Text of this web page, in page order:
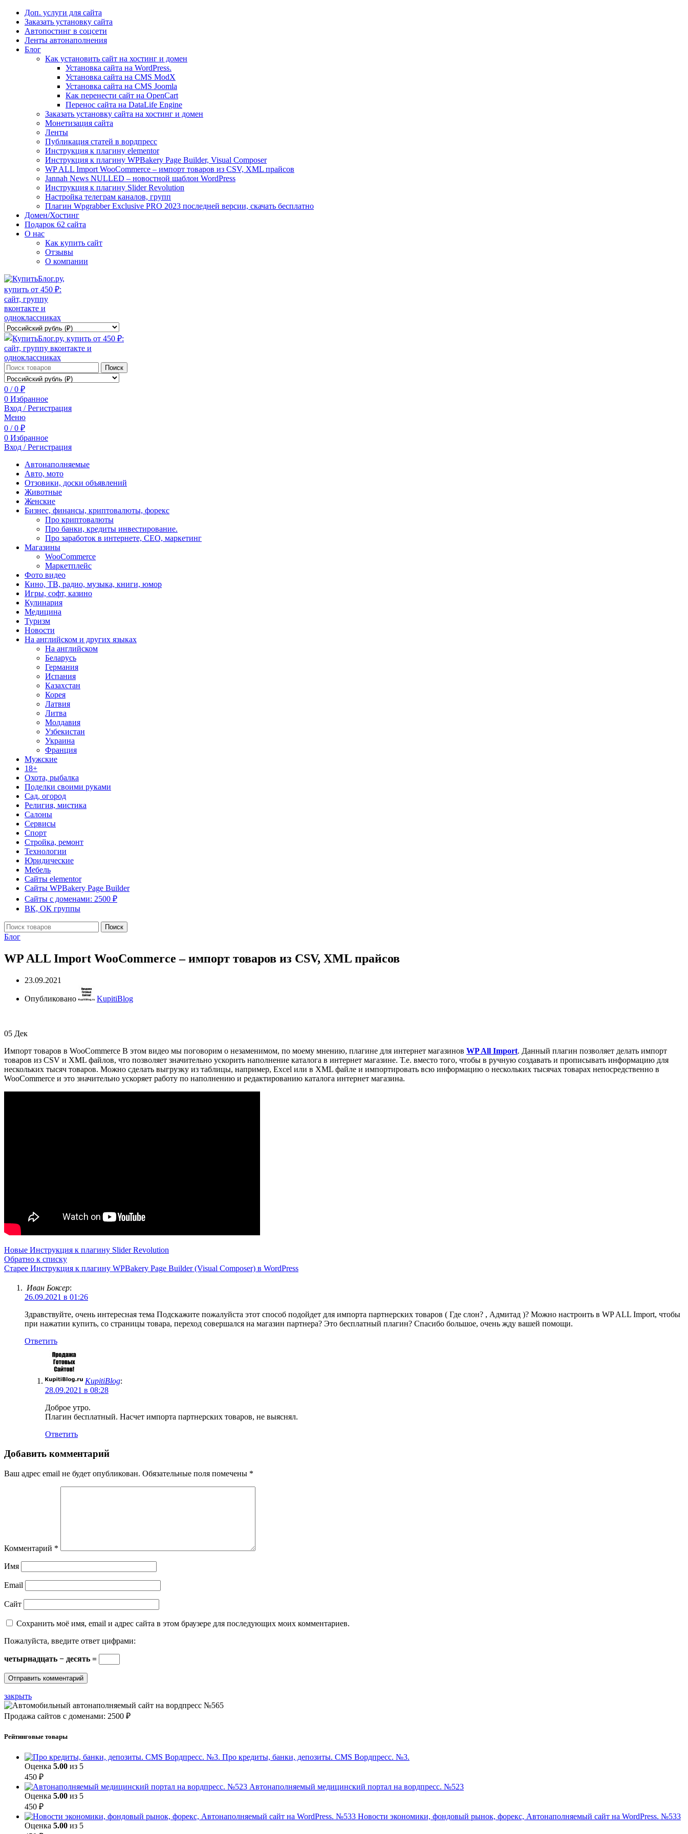
Доп. услуги для сайта
Заказать установку сайта
Автопостинг в соцсети
Ленты автонаполнения
Блог
Как установить сайт на хостинг и домен
Установка сайта на WordPress.
Установка сайта на CMS ModX
Установка сайта на CMS Joomla
Как перенести сайт на OpenCart
Перенос сайта на DataLife Engine
Заказать установку сайта на хостинг и домен
Монетизация сайта
Ленты
Публикация статей в вордпресс
Инструкция к плагину elementor
Инструкция к плагину WPBakery Page Builder, Visual Composer
WP ALL Import WooCommerce – импорт товаров из CSV, XML прайсов
Jannah News NULLED – новостной шаблон WordPress
Инструкция к плагину Slider Revolution
Настройка телеграм каналов, групп
Плагин Wpgrabber Exclusive PRO 2023 последней версии, скачать бесплатно
Домен/Хостинг
Подарок 62 сайта
О нас
Как купить сайт
Отзывы
О компании
Поиск
0 / 0 ₽
0 Избранное
Вход / Регистрация
Меню
0 / 0 ₽
0 Избранное
Вход / Регистрация
Автонаполняемые
Авто, мото
Отзовики, доски объявлений
Животные
Женские
Бизнес, финансы, криптовалюты, форекс
Про криптовалюты
Про банки, кредиты инвестирование.
Про заработок в интернете, СЕО, маркетинг
Магазины
WooCommerce
Маркетплейс
Фото видео
Кино, ТВ, радио, музыка, книги, юмор
Игры, софт, казино
Кулинария
Медицина
Туризм
Новости
На английском и других языках
На английском
Беларусь
Германия
Испания
Казахстан
Корея
Латвия
Литва
Молдавия
Узбекистан
Украина
Франция
Мужские
18+
Охота, рыбалка
Поделки своими руками
Сад, огород
Религия, мистика
Салоны
Сервисы
Спорт
Стройка, ремонт
Технологии
Юридические
Мебель
Сайты elementor
Сайты WPBakery Page Builder
Сайты с доменами: 2500 ₽
ВК, ОК группы
Поиск
Блог
WP ALL Import WooCommerce – импорт товаров из CSV, XML прайсов
23.09.2021
Опубликовано KupitiBlog
05 Дек
Импорт товаров в WooCommerce В этом видео мы поговорим о незаменимом, по моему мнению, плагине для интернет магазинов WP All Import. Данный плагин позволяет делать импорт
товаров из CSV и XML файлов, что позволяет значительно ускорить наполнение каталога в интернет магазине. Т.е. вместо того, чтобы в ручную создавать и прописывать информацию для
нескольких тысяч товаров. Можно сделать выгрузку из таблицы, например, Excel или в XML файле и импортировать всю информацию о нескольких тысячах товарах непосредственно в
WooCommerce и это значительно ускоряет работу по наполнению и редактированию каталога интернет магазина.
Новые Инструкция к плагину Slider Revolution
Обратно к списку
Старее Инструкция к плагину WPBakery Page Builder (Visual Composer) в WordPress
Иван Боксер:
26.09.2021 в 01:26
Здравствуйте, очень интересная тема Подскажите пожалуйста этот способ подойдет для импорта партнерских товаров ( Где слон? , Адмитад )? Можно настроить в WP ALL Import, чтобы
при нажатии купить, со страницы товара, переход совершался на магазин партнера? Это бесплатный плагин? Спасибо большое, очень жду вашей помощи.
Ответить
KupitiBlog:
28.09.2021 в 08:28
Доброе утро.
Плагин бесплатный. Насчет импорта партнерских товаров, не выяснял.
Ответить
Добавить комментарий
Ваш адрес email не будет опубликован. Обязательные поля помечены *
Комментарий *
Имя
Email
Сайт
Сохранить моё имя, email и адрес сайта в этом браузере для последующих моих комментариев.
Пожалуйста, введите ответ цифрами:
четырнадцать − десять =
закрыть
Продажа сайтов с доменами: 2500 ₽
Рейтинговые товары
Про кредиты, банки, депозиты. CMS Вордпресс. №3.
Оценка 5.00 из 5
450 ₽
Автонаполняемый медицинский портал на вордпресс. №523
Оценка 5.00 из 5
450 ₽
Новости экономики, фондовый рынок, форекс, Автонаполняемый сайт на WordPress. №533
Оценка 5.00 из 5